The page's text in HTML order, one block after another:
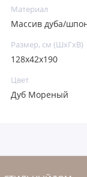
Материал
Массив дуба/
Размер, см (ШхГхВ)
128х42х190
Цвет
Дуб Мореный